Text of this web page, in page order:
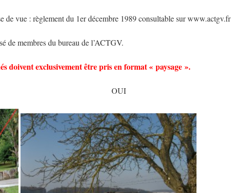
de vue : règlement du 1er décembre 1989 consultable sur www.actgv.fr
de membres du bureau de l’ACTGV.
doivent exclusivement être pris en format « paysage ».
OUI